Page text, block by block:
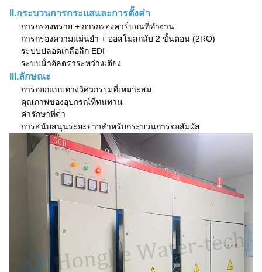
II.กระบวนการกระแสและการตั้งค่า
การกรองทราย + การกรองคาร์บอนที่ทํางาน
การกรองความแม่นยํา + ออสโมสกลับ 2 ขั้นตอน (2RO)
ระบบปลอดเกลือลึก EDI
ระบบน้ําอัลตราระหว่างเตียง
III.ลักษณะ
การออกแบบทางวิศวกรรมที่เหมาะสม
คุณภาพของอุปกรณ์ที่ทนทาน
ค่ารักษาที่ต่ํา
การสนับสนุนระยะยาวสําหรับกระบวนการจอสัมผัส